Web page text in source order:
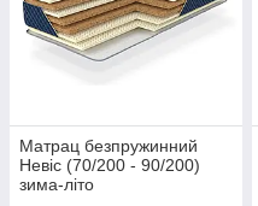
Матрац безпружинний
Невіс (70/200 - 90/200)
зима-літо